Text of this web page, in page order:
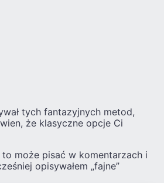
tych fantazyjnych metod,
że klasyczne opcje Ci
może pisać w komentarzach i
opisywałem „fajne”